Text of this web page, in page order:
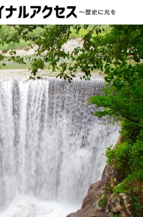
ンテンツ 一覧
ルアクセスとは
集方針とコンテンツポ
リシー
バシーポリシー
お問合せ
免責事項
合・報告事項